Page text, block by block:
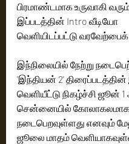
பிரமாண்டமாக உருவாகி
இப்படத்தின் Intro வீடியோ
வெளியிடப்பட்டு வரவேற்பைக்
இந்நிலையில் நேற்று
'இந்தியன் 2'
வெளியீட்டு நிகழ்ச்சி ஜூன்
சென்னையில்
நடைபெறவுள்ளது எனவும்
ஜூலை மாதம்